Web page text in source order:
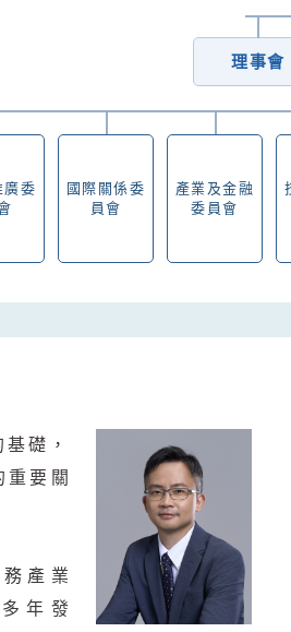
理事會
廣委
國際關係委
員會
產業及金融
委員會
礎，
重要關
產業
年發